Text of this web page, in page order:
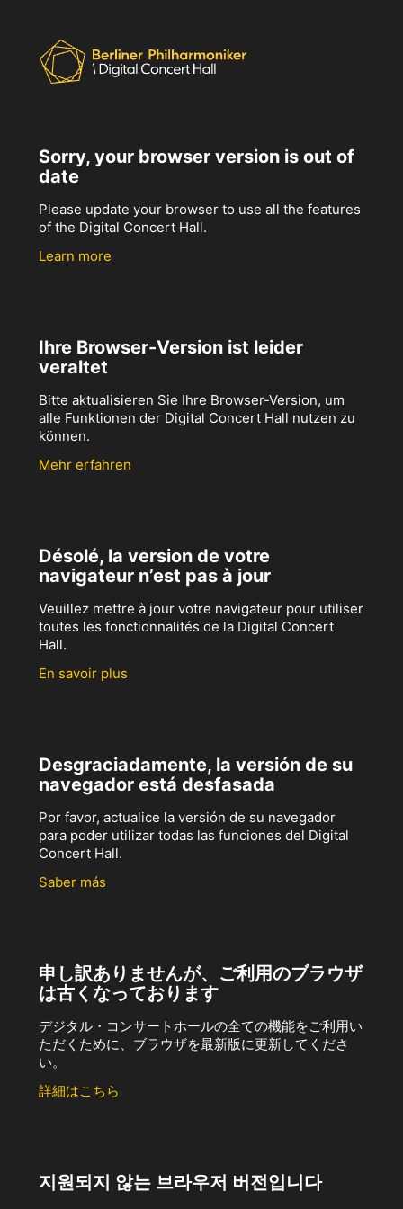
Sorry, your browser version is out of
date
Please update your browser to use all the features
of the Digital Concert Hall.
Learn more
Ihre Browser-Version ist leider
veraltet
Bitte aktualisieren Sie Ihre Browser-Version, um
alle Funktionen der Digital Concert Hall nutzen zu
können.
Mehr erfahren
Désolé, la version de votre
navigateur n’est pas à jour
Veuillez mettre à jour votre navigateur pour utiliser
toutes les fonctionnalités de la Digital Concert
Hall.
En savoir plus
Desgraciadamente, la versión de su
navegador está desfasada
Por favor, actualice la versión de su navegador
para poder utilizar todas las funciones del Digital
Concert Hall.
Saber más
申し訳ありませんが、ご利用のブラウザ
は古くなっております
デジタル・コンサートホールの全ての機能をご利用い
ただくために、ブラウザを最新版に更新してくださ
い。
詳細はこちら
지원되지 않는 브라우저 버전입니다